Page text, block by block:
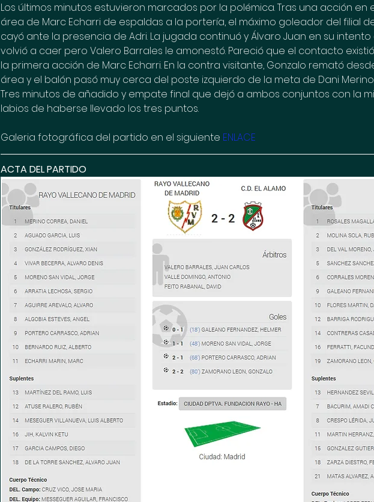
Los últimos minutos estuvieron marcados por la polémica. Tras una acción en
área de Marc Echarri de espaldas a la portería, el máximo goleador del filial
cayó ante la presencia de Adri. La jugada continuó y Álvaro Juan en su
volvió a caer pero Valero Barrales le amonestó. Pareció que el contacto
la primera acción de Marc Echarri. En la contra visitante, Gonzalo remató
área y el balón pasó muy cerca del poste izquierdo de la meta de Dani Merino.
Tres minutos de añadido y empate final que dejó a ambos conjuntos con la
labios de haberse llevado los tres puntos.
Galeria fotográfica del partido en el siguiente ENLACE
ACTA DEL PARTIDO